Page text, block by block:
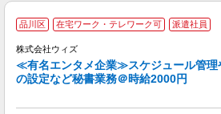
品川区 在宅ワーク・テレワーク可 派遣社員
株式会社ウィズ
≪有名エンタメ企業≫スケジュール管理
の設定など秘書業務＠時給2000円